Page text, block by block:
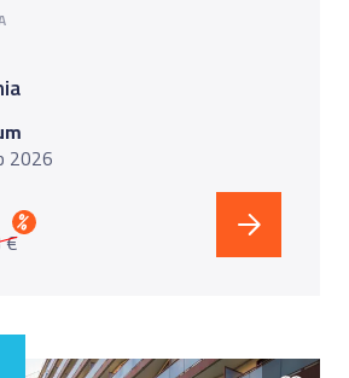
2026
€
%